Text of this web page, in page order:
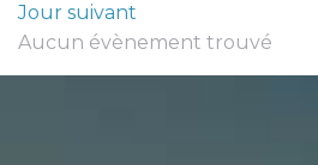
Jour suivant
Aucun évènement trouvé